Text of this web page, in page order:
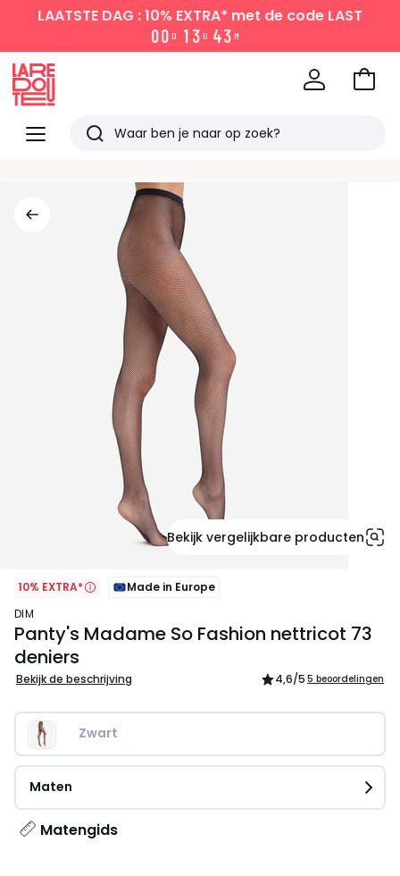
LAATSTE DAG : 10% EXTRA* met de code LAST
00 D 1 3 U 43 M
Menu
Redoute
Zoeken
bekeken
Naar
Bekijk vergelijkbare producten
10% EXTRA*
Made in Europe
DIM
Panty's Madame So Fashion nettricot 73
deniers
Bekijk de beschrijving 4,6/5 5 beoordelingen
Zwart
Maten
Matengids